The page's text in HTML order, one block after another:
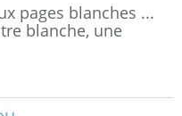
pages blanches ...
blanche, une